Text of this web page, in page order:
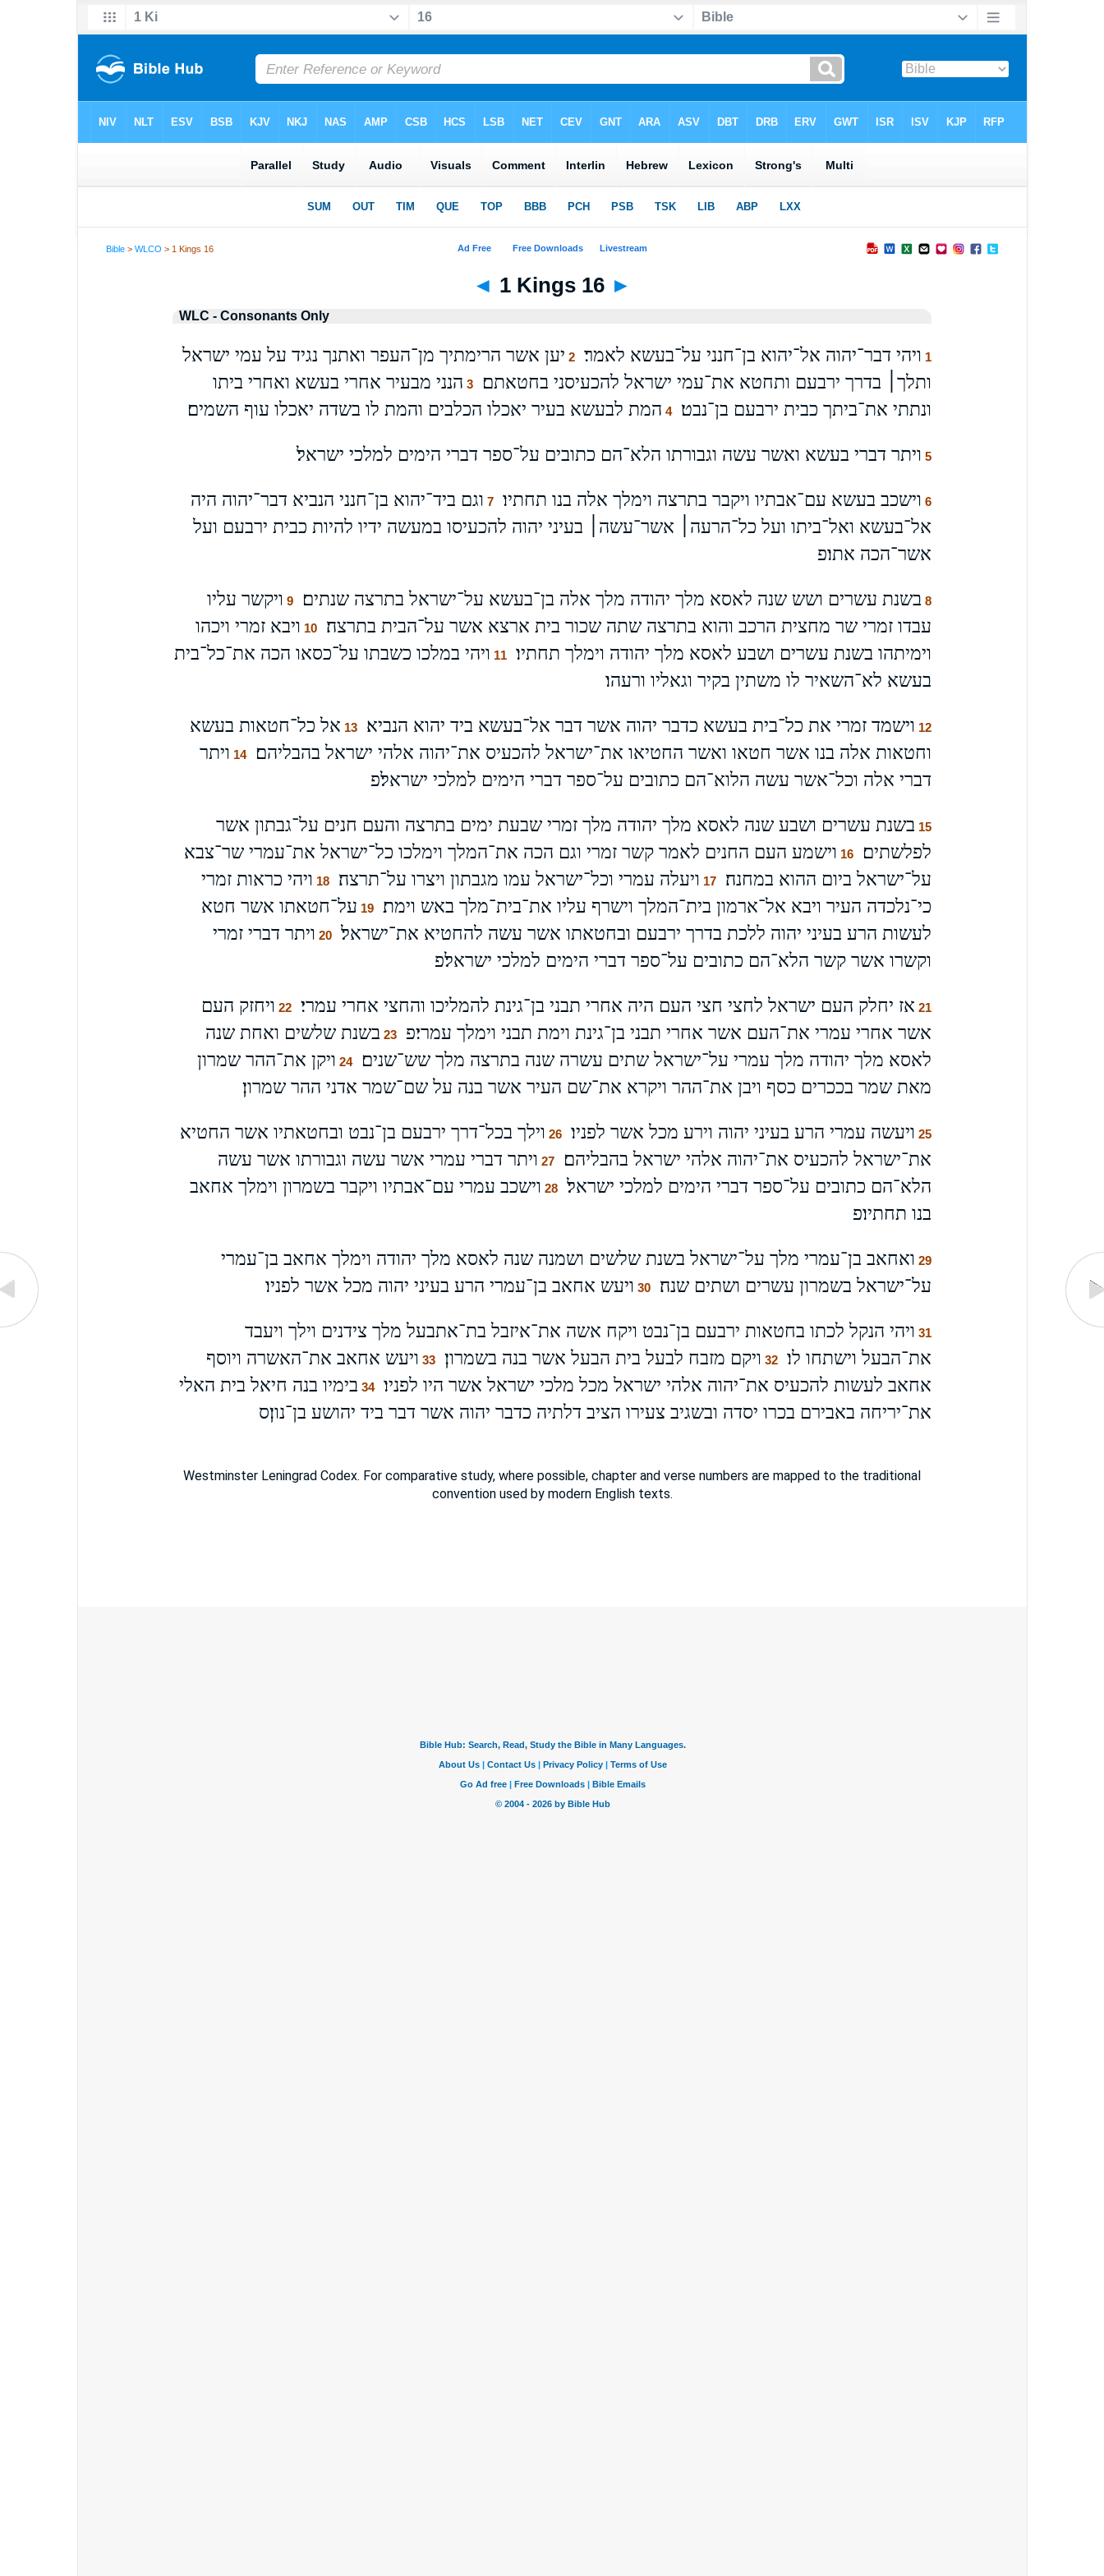
Bible >WLCO > 1 Kings 16
◄ 1 Kings 16 ►
WLC - Consonants Only
1 ויהי דבר־יהוה אל־יהוא בן־חנני על־בעשא לאמר׃ 2 יען אשר הרימתיך מן־העפר ואתנך נגיד על עמי ישראל
ותלך׀ בדרך ירבעם ותחטא את־עמי ישראל להכעיסני בחטאתם׃
3 הנני מבעיר אחרי בעשא ואחרי ביתו
ונתתי את־ביתך כבית ירבעם בן־נבט׃
4 המת לבעשא בעיר יאכלו הכלבים והמת לו בשדה יאכלו עוף השמים׃
5 ויתר דברי בעשא ואשר עשה וגבורתו הלא־הם כתובים על־ספר דברי הימים למלכי ישראל׃
6 וישכב בעשא עם־אבתיו ויקבר בתרצה וימלך אלה בנו תחתיו׃ 7 וגם ביד־יהוא בן־חנני הנביא דבר־יהוה היה
אל־בעשא ואל־ביתו ועל כל־הרעה׀ אשר־עשה׀ בעיני יהוה להכעיסו במעשה ידיו להיות כבית ירבעם ועל
אשר־הכה אתו׃פ
8 בשנת עשרים ושש שנה לאסא מלך יהודה מלך אלה בן־בעשא על־ישראל בתרצה שנתים׃ 9 ויקשר עליו
עבדו זמרי שר מחצית הרכב והוא בתרצה שתה שכור בית ארצא אשר על־הבית בתרצה׃
10 ויבא זמרי ויכהו
וימיתהו בשנת עשרים ושבע לאסא מלך יהודה וימלך תחתיו׃
11 ויהי במלכו כשבתו על־כסאו הכה את־כל־בית
בעשא לא־השאיר לו משתין בקיר וגאליו ורעהו׃
12 וישמד זמרי את כל־בית בעשא כדבר יהוה אשר דבר אל־בעשא ביד יהוא הנביא׃ 13 אל כל־חטאות בעשא
וחטאות אלה בנו אשר חטאו ואשר החטיאו את־ישראל להכעיס את־יהוה אלהי ישראל בהבליהם׃
14 ויתר
דברי אלה וכל־אשר עשה הלוא־הם כתובים על־ספר דברי הימים למלכי ישראל׃פ
15 בשנת עשרים ושבע שנה לאסא מלך יהודה מלך זמרי שבעת ימים בתרצה והעם חנים על־גבתון אשר
לפלשתים׃
16 וישמע העם החנים לאמר קשר זמרי וגם הכה את־המלך וימלכו כל־ישראל את־עמרי שר־צבא
על־ישראל ביום ההוא במחנה׃
17 ויעלה עמרי וכל־ישראל עמו מגבתון ויצרו על־תרצה׃ 18 ויהי כראות זמרי
כי־נלכדה העיר ויבא אל־ארמון בית־המלך וישרף עליו את־בית־מלך באש וימת׃
19 על־חטאתו אשר חטא
לעשות הרע בעיני יהוה ללכת בדרך ירבעם ובחטאתו אשר עשה להחטיא את־ישראל׃
20 ויתר דברי זמרי
וקשרו אשר קשר הלא־הם כתובים על־ספר דברי הימים למלכי ישראל׃פ
21 אז יחלק העם ישראל לחצי חצי העם היה אחרי תבני בן־גינת להמליכו והחצי אחרי עמרי׃ 22 ויחזק העם
אשר אחרי עמרי את־העם אשר אחרי תבני בן־גינת וימת תבני וימלך עמרי׃פ
23 בשנת שלשים ואחת שנה
לאסא מלך יהודה מלך עמרי על־ישראל שתים עשרה שנה בתרצה מלך שש־שנים׃
24 ויקן את־ההר שמרון
מאת שמר בככרים כסף ויבן את־ההר ויקרא את־שם העיר אשר בנה על שם־שמר אדני ההר שמרון׃
25 ויעשה עמרי הרע בעיני יהוה וירע מכל אשר לפניו׃ 26 וילך בכל־דרך ירבעם בן־נבט ובחטאתיו אשר החטיא
את־ישראל להכעיס את־יהוה אלהי ישראל בהבליהם׃
27 ויתר דברי עמרי אשר עשה וגבורתו אשר עשה
הלא־הם כתובים על־ספר דברי הימים למלכי ישראל׃
28 וישכב עמרי עם־אבתיו ויקבר בשמרון וימלך אחאב
בנו תחתיו׃פ
29 ואחאב בן־עמרי מלך על־ישראל בשנת שלשים ושמנה שנה לאסא מלך יהודה וימלך אחאב בן־עמרי
על־ישראל בשמרון עשרים ושתים שנה׃
30 ויעש אחאב בן־עמרי הרע בעיני יהוה מכל אשר לפניו׃
31 ויהי הנקל לכתו בחטאות ירבעם בן־נבט ויקח אשה את־איזבל בת־אתבעל מלך צידנים וילך ויעבד
את־הבעל וישתחו לו׃
32 ויקם מזבח לבעל בית הבעל אשר בנה בשמרון׃ 33 ויעש אחאב את־האשרה ויוסף
אחאב לעשות להכעיס את־יהוה אלהי ישראל מכל מלכי ישראל אשר היו לפניו׃
34 בימיו בנה חיאל בית האלי
את־יריחה באבירם בכרו יסדה ובשגיב צעירו הציב דלתיה כדבר יהוה אשר דבר ביד יהושע בן־נון׃ס
Westminster Leningrad Codex. For comparative study, where possible, chapter and verse numbers are mapped to the traditional
convention used by modern English texts.